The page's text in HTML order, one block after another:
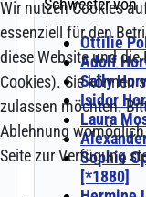
Wir nutzen Cookies
essenziell für den
diese Website und
Cookies). Sie können
zulassen möchten.
Ablehnung
Seite zur Verfügung